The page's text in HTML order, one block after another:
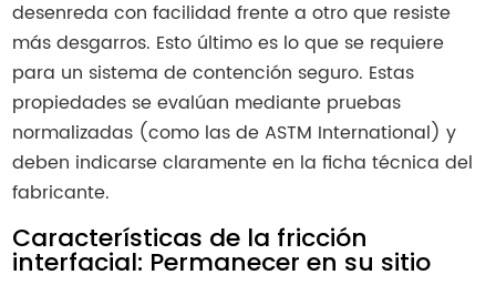
desenreda con facilidad frente a otro que resiste
más desgarros. Esto último es lo que se requiere
para un sistema de contención seguro. Estas
propiedades se evalúan mediante pruebas
normalizadas (como las de ASTM International) y
deben indicarse claramente en la ficha técnica del
fabricante.
Características de la fricción
interfacial: Permanecer en su sitio